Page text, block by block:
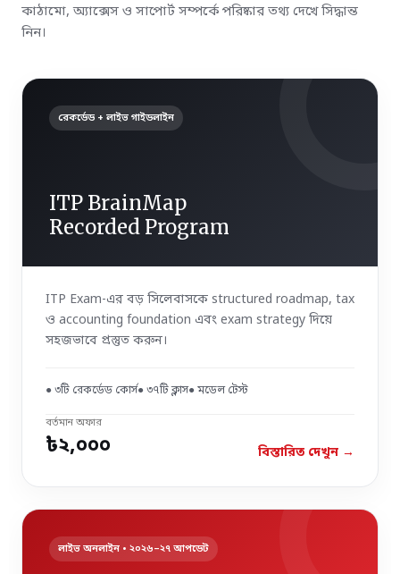
কাঠামো, অ্যাক্সেস ও সাপোর্ট সম্পর্কে পরিষ্কার তথ্য দেখে সিদ্ধান্ত
নিন।
রেকর্ডেড + লাইভ গাইডলাইন
ITP BrainMap
Recorded Program
ITP Exam-এর বড় সিলেবাসকে structured roadmap, tax
ও accounting foundation এবং exam strategy দিয়ে
সহজভাবে প্রস্তুত করুন।
● ৩টি রেকর্ডেড কোর্স● ৩৭টি ক্লাস● মডেল টেস্ট
বর্তমান অফার
৳২,০০০ বিস্তারিত দেখুন →
লাইভ অনলাইন • ২০২৬–২৭ আপডেট